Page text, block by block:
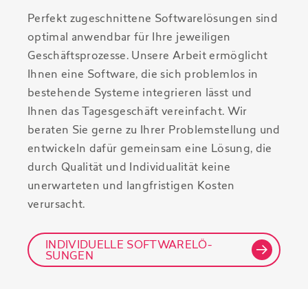
Perfekt zugeschnittene Softwarelösungen sind
optimal anwendbar für Ihre jeweiligen
Geschäftsprozesse. Unsere Arbeit ermöglicht
Ihnen eine Software, die sich problemlos in
bestehende Systeme integrieren lässt und
Ihnen das Tagesgeschäft vereinfacht. Wir
beraten Sie gerne zu Ihrer Problemstellung und
entwickeln dafür gemeinsam eine Lösung, die
durch Qualität und Individualität keine
unerwarteten und langfristigen Kosten
verursacht.
INDI­VIDU­ELLE SOFT­WARE­LÖ­
SUNGEN